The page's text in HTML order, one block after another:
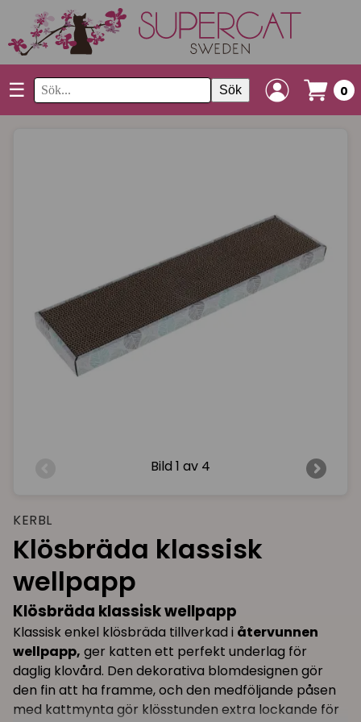
☰ Sök 0
Bild 1 av 4
KERBL
Klösbräda klassisk
wellpapp
Klösbräda klassisk wellpapp
Klassisk enkel klösbräda tillverkad i återvunnen
wellpapp, ger katten ett perfekt underlag för
daglig klovård. Den dekorativa blomdesignen gör
den fin att ha framme, och den medföljande påsen
med kattmynta gör klösstunden extra lockande för